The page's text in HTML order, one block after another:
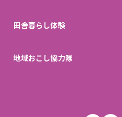
田舎暮らし体験
地域おこし協力隊